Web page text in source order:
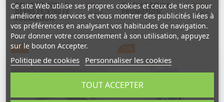
CABLE AD. 12AWG
DEANS FE/XT60 FE
PROMOTION
2,56 €
3,20 €
Cardan 2.3/2 mm
PROMOTION
7,92 €
9,90 €
-20% -25%
Ce site Web utilise ses propres cookies et ceux de tiers pour
améliorer nos services et vous montrer des publicités liées à
vos préférences en analysant vos habitudes de navigation.
Pour donner votre consentement à son utilisation, appuyez
sur le bouton Accepter.
Politique de cookies Personnaliser les cookies
TOUT ACCEPTER